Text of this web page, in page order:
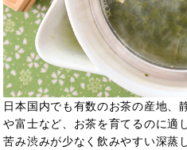
日本国内でも有数のお茶の産地、
や富士など、お茶を育てるのに適
苦み渋みが少なく飲みやすい深蒸